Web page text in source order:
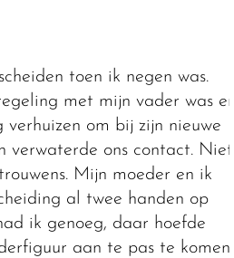
toen ik negen was.
met mijn vader was er
om bij zijn nieuwe
verwaterde ons contact. Niet
Mijn moeder en ik
al twee handen op
ik genoeg, daar hoefde
aan te pas te komen.